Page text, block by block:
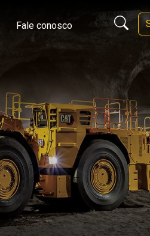
Fale conosco